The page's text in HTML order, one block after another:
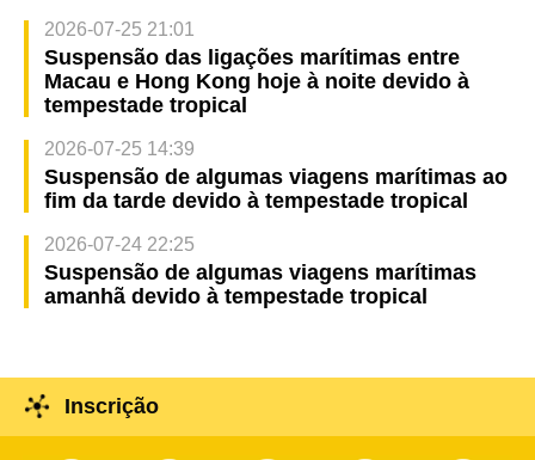
2026-07-25 21:01
Suspensão das ligações marítimas entre
Macau e Hong Kong hoje à noite devido à
tempestade tropical
2026-07-25 14:39
Suspensão de algumas viagens marítimas ao
fim da tarde devido à tempestade tropical
2026-07-24 22:25
Suspensão de algumas viagens marítimas
amanhã devido à tempestade tropical
Inscrição